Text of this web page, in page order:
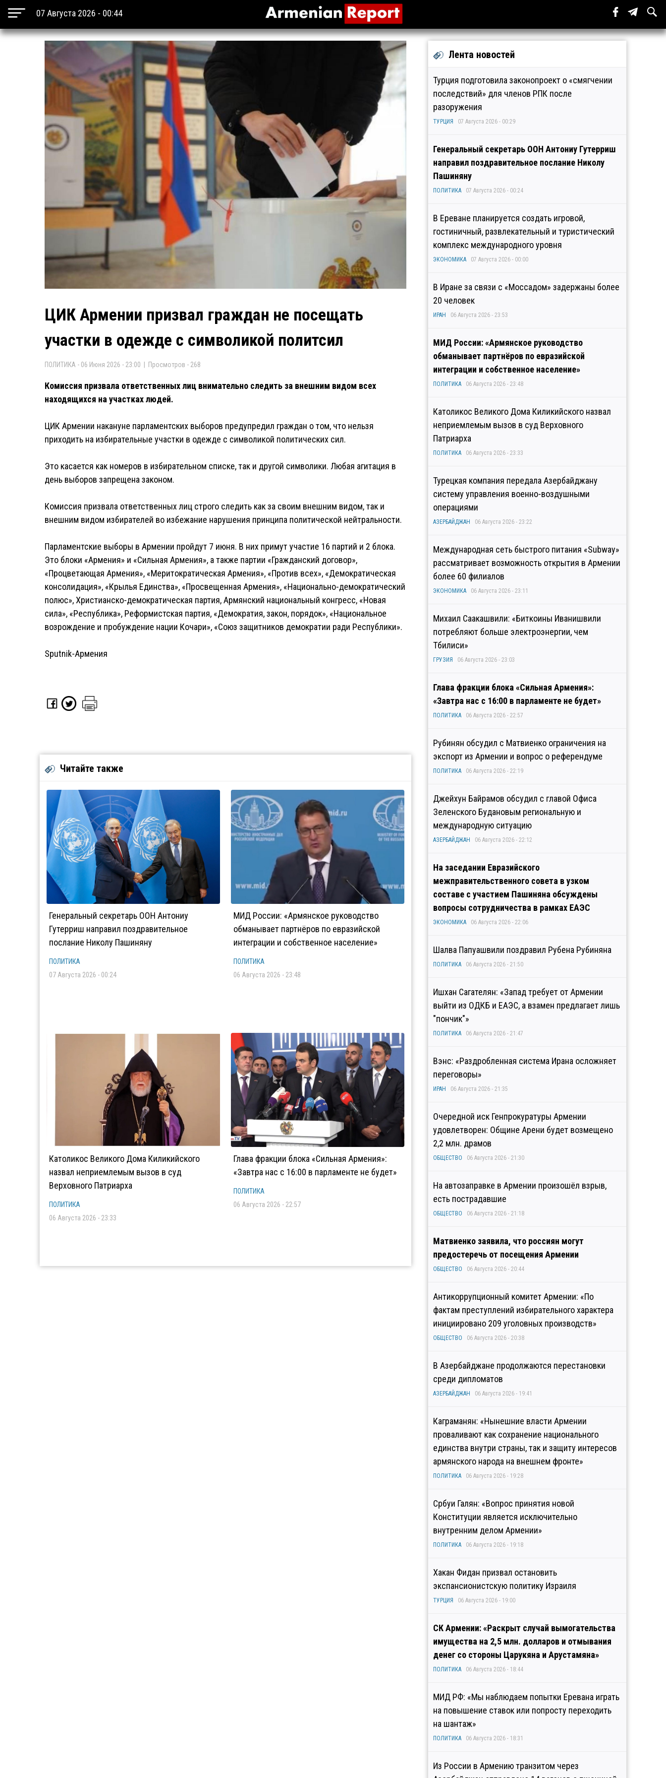
07 Августа 2026 - 00:44
ЦИК Армении призвал граждан не посещать
участки в одежде с символикой политсил
ПОЛИТИКА - 06 Июня 2026 - 23:00 | Просмотров - 268
Комиссия призвала ответственных лиц внимательно следить за внешним видом всех
находящихся на участках людей.
ЦИК Армении накануне парламентских выборов предупредил граждан о том, что нельзя
приходить на избирательные участки в одежде с символикой политических сил.
Это касается как номеров в избирательном списке, так и другой символики. Любая агитация в
день выборов запрещена законом.
Комиссия призвала ответственных лиц строго следить как за своим внешним видом, так и
внешним видом избирателей во избежание нарушения принципа политической нейтральности.
Парламентские выборы в Армении пройдут 7 июня. В них примут участие 16 партий и 2 блока.
Это блоки «Армения» и «Сильная Армения», а также партии «Гражданский договор»,
«Процветающая Армения», «Меритократическая Армения», «Против всех», «Демократическая
консолидация», «Крылья Единства», «Просвещенная Армения», «Национально-демократический
полюс», Христианско-демократическая партия, Армянский национальный конгресс, «Новая
сила», «Республика», Реформистская партия, «Демократия, закон, порядок», «Национальное
возрождение и пробуждение нации Кочари», «Союз защитников демократии ради Республики».
Sputnik-Армения
Читайте также
Генеральный секретарь ООН Антониу
Гутерриш направил поздравительное
послание Николу Пашиняну
ПОЛИТИКА
07 Августа 2026 - 00:24
МИД России: «Армянское руководство
обманывает партнёров по евразийской
интеграции и собственное население»
ПОЛИТИКА
06 Августа 2026 - 23:48
Католикос Великого Дома Киликийского
назвал неприемлемым вызов в суд
Верховного Патриарха
ПОЛИТИКА
06 Августа 2026 - 23:33
Глава фракции блока «Сильная Армения»:
«Завтра нас с 16:00 в парламенте не будет»
ПОЛИТИКА
06 Августа 2026 - 22:57
Лента новостей
Турция подготовила законопроект о «смягчении
последствий» для членов РПК после
разоружения
ТУРЦИЯ 07 Августа 2026 - 00:29
Генеральный секретарь ООН Антониу Гутерриш
направил поздравительное послание Николу
Пашиняну
ПОЛИТИКА 07 Августа 2026 - 00:24
В Ереване планируется создать игровой,
гостиничный, развлекательный и туристический
комплекс международного уровня
ЭКОНОМИКА 07 Августа 2026 - 00:00
В Иране за связи с «Моссадом» задержаны более
20 человек
ИРАН 06 Августа 2026 - 23:53
МИД России: «Армянское руководство
обманывает партнёров по евразийской
интеграции и собственное население»
ПОЛИТИКА 06 Августа 2026 - 23:48
Католикос Великого Дома Киликийского назвал
неприемлемым вызов в суд Верховного
Патриарха
ПОЛИТИКА 06 Августа 2026 - 23:33
Турецкая компания передала Азербайджану
систему управления военно-воздушными
операциями
АЗЕРБАЙДЖАН 06 Августа 2026 - 23:22
Международная сеть быстрого питания «Subway»
рассматривает возможность открытия в Армении
более 60 филиалов
ЭКОНОМИКА 06 Августа 2026 - 23:11
Михаил Саакашвили: «Биткоины Иванишвили
потребляют больше электроэнергии, чем
Тбилиси»
ГРУЗИЯ 06 Августа 2026 - 23:03
Глава фракции блока «Сильная Армения»:
«Завтра нас с 16:00 в парламенте не будет»
ПОЛИТИКА 06 Августа 2026 - 22:57
Рубинян обсудил с Матвиенко ограничения на
экспорт из Армении и вопрос о референдуме
ПОЛИТИКА 06 Августа 2026 - 22:19
Джейхун Байрамов обсудил с главой Офиса
Зеленского Будановым региональную и
международную ситуацию
АЗЕРБАЙДЖАН 06 Августа 2026 - 22:12
На заседании Евразийского
межправительственного совета в узком
составе с участием Пашиняна обсуждены
вопросы сотрудничества в рамках ЕАЭС
ЭКОНОМИКА 06 Августа 2026 - 22:06
Шалва Папуашвили поздравил Рубена Рубиняна
ПОЛИТИКА 06 Августа 2026 - 21:50
Ишхан Сагателян: «Запад требует от Армении
выйти из ОДКБ и ЕАЭС, а взамен предлагает лишь
"пончик"»
ПОЛИТИКА 06 Августа 2026 - 21:47
Вэнс: «Раздробленная система Ирана осложняет
переговоры»
ИРАН 06 Августа 2026 - 21:35
Очередной иск Генпрокуратуры Армении
удовлетворен: Общине Арени будет возмещено
2,2 млн. драмов
ОБЩЕСТВО 06 Августа 2026 - 21:30
На автозаправке в Армении произошёл взрыв,
есть пострадавшие
ОБЩЕСТВО 06 Августа 2026 - 21:18
Матвиенко заявила, что россиян могут
предостеречь от посещения Армении
ОБЩЕСТВО 06 Августа 2026 - 20:44
Антикоррупционный комитет Армении: «По
фактам преступлений избирательного характера
инициировано 209 уголовных производств»
ОБЩЕСТВО 06 Августа 2026 - 20:38
В Азербайджане продолжаются перестановки
среди дипломатов
АЗЕРБАЙДЖАН 06 Августа 2026 - 19:41
Каграманян: «Нынешние власти Армении
проваливают как сохранение национального
единства внутри страны, так и защиту интересов
армянского народа на внешнем фронте»
ПОЛИТИКА 06 Августа 2026 - 19:28
Србуи Галян: «Вопрос принятия новой
Конституции является исключительно
внутренним делом Армении»
ПОЛИТИКА 06 Августа 2026 - 19:18
Хакан Фидан призвал остановить
экспансионистскую политику Израиля
ТУРЦИЯ 06 Августа 2026 - 19:00
СК Армении: «Раскрыт случай вымогательства
имущества на 2,5 млн. долларов и отмывания
денег со стороны Царукяна и Арустамяна»
ПОЛИТИКА 06 Августа 2026 - 18:44
МИД РФ: «Мы наблюдаем попытки Еревана играть
на повышение ставок или попросту переходить
на шантаж»
ПОЛИТИКА 06 Августа 2026 - 18:31
Из России в Армению транзитом через